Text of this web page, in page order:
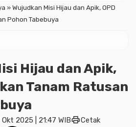
»Wujudkan Misi Hijau dan Apik, OPD
Pohon Tabebuya
Hijau dan Apik,
Tanam Ratusan
2025 | 21:47 WIBprintCetak